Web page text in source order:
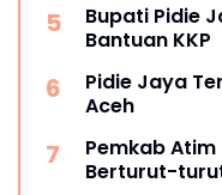
Bupati Pidie
Bantuan KKP
Pidie Jaya
Aceh
Pemkab Atim
Berturut-turut